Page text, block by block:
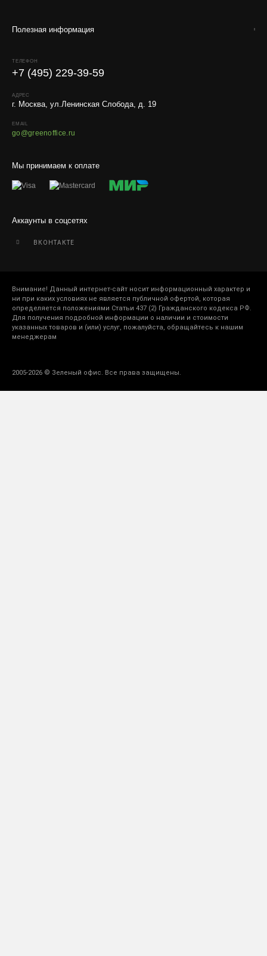
Внимание!В регионы ТК не принимают к перевозке
Отправляем кашпо, горшки, инвентарь и
Полезная информация
Мы принимаем к оплате
Аккаунты в соцсетях
ВКОНТАКТЕ
ТЕЛЕФОН
+7 (495) 229-39-59
АДРЕС
г. Москва, ул.Ленинская Слобода, д. 19
EMAIL
go@greenoffice.ru
Внимание! Данный интернет-сайт носит информационный характер и
ни при каких условиях не является публичной офертой, которая
определяется положениями Статьи 437 (2) Гражданского кодекса РФ.
Для получения подробной информации о наличии и стоимости
указанных товаров и (или) услуг, пожалуйста, обращайтесь к нашим
менеджерам
2005-2026 © Зеленый офис. Все права защищены.